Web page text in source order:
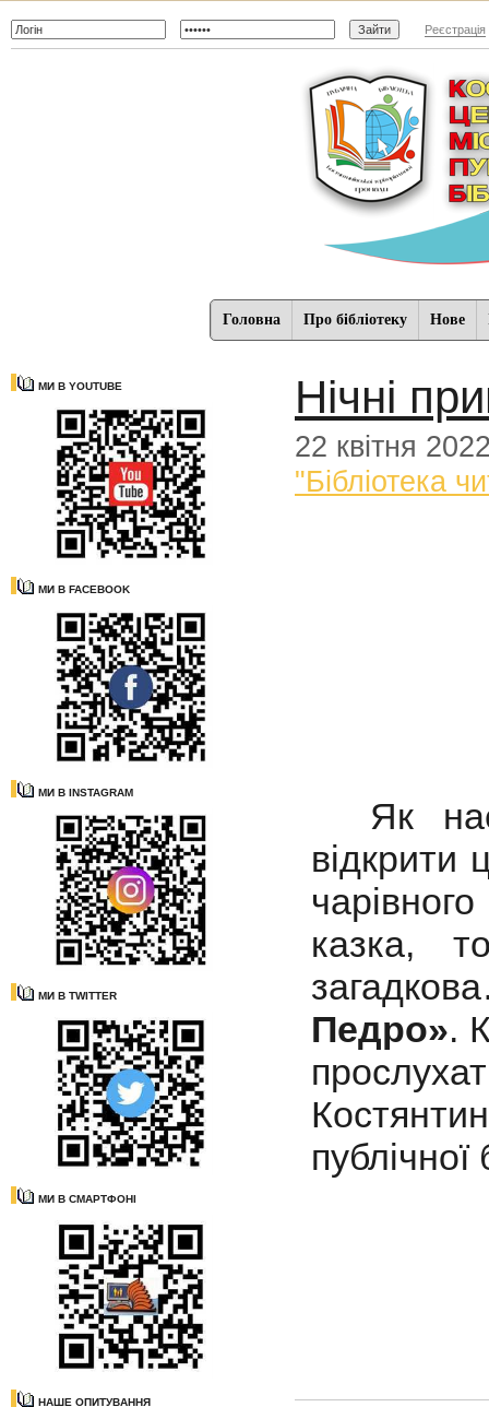
Реєстрація
Головна Про бібліотеку Нове
МИ В YOUTUBE
МИ В FACEBOOK
МИ В INSTAGRAM
МИ В TWITTER
МИ В СМАРТФОНІ
НАШЕ ОПИТУВАННЯ
Нічні
22 квітня
"Бібліотека
Як
відкрити
казка,
Педро».
публічної